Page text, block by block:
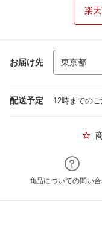
楽
お届け先
配送予定 12時までの
商品についての問い